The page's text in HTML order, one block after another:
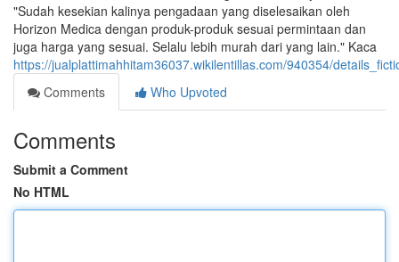
"Sudah kesekian kalinya pengadaan yang diselesaikan oleh
Horizon Medica dengan produk-produk sesuai permintaan dan
juga harga yang sesuai. Selalu lebih murah dari yang lain." Kaca
https://jualplattimahhitam36037.wikilentillas.com/940354/
Comments
Who Upvoted
Comments
Submit a Comment
No HTML